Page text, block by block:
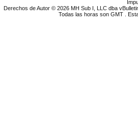
Derechos de Autor © 2026 MH Sub I, LLC dba
Todas las horas son GMT .